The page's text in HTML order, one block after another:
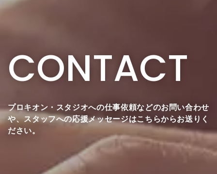
CONTACT
プロキオン・スタジオへの仕事依頼などのお問い合わせ
や、スタッフへの応援メッセージはこちらからお送りく
ださい。